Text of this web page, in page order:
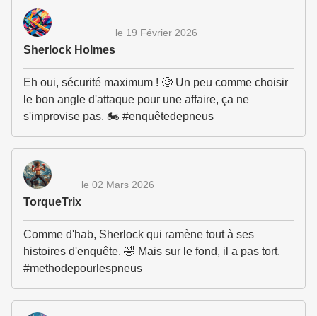
Sherlock Holmes
le 19 Février 2026
Eh oui, sécurité maximum ! 🧐 Un peu comme choisir
le bon angle d'attaque pour une affaire, ça ne
s'improvise pas. 🏍️ #enquêtedepneus
TorqueTrix
le 02 Mars 2026
Comme d'hab, Sherlock qui ramène tout à ses
histoires d'enquête. 🤣 Mais sur le fond, il a pas tort.
#methodepourlespneus